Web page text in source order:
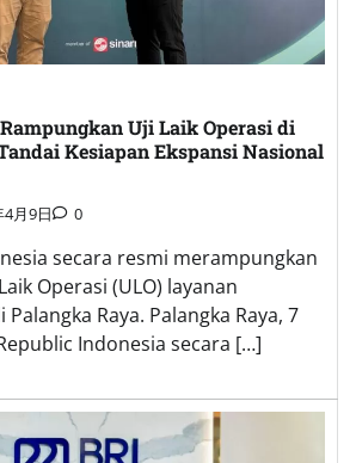
Uji Laik Operasi di
Kesiapan Ekspansi Nasional
月9日 0
secara resmi merampungkan
Operasi (ULO) layanan
Raya. Palangka Raya, 7
Indonesia secara […]